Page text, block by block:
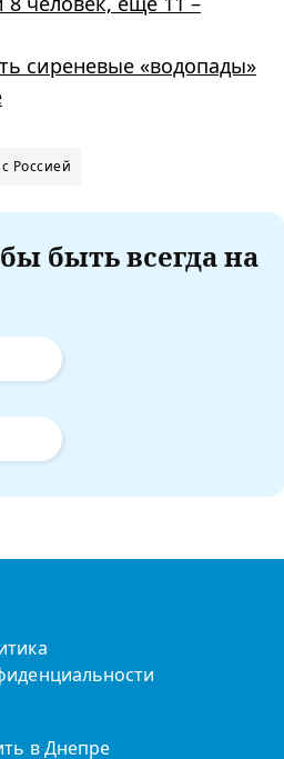
сиреневые «водопады»
Россией
быть всегда на
в Днепре